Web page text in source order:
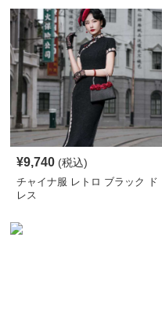
¥9,740 (税込)
チャイナ服 レトロ ブラック ド
レス